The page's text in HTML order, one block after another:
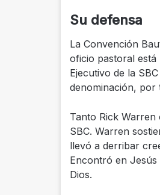
Su defensa
La Convención
oficio pastoral está
Ejecutivo de la
denominación, por
Tanto Rick
SBC. Warren
llevó a derribar
Encontró en Jesús
Dios.